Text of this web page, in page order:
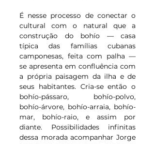
É nesse processo de conectar o
cultural com o natural que a
construção do bohío — casa
típica das famílias cubanas
camponesas, feita com palha —
se apresenta em confluência com
a própria paisagem da ilha e de
seus habitantes. Cria-se então o
bohío-pássaro, bohío-polvo,
bohío-árvore, bohío-arraia, bohío-
mar, bohío-raio, e assim por
diante. Possibilidades infinitas
dessa morada acompanhar Jorge